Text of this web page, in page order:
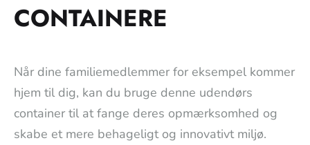
CONTAINERE
Når dine familiemedlemmer for eksempel kommer
hjem til dig, kan du bruge denne udendørs
container til at fange deres opmærksomhed og
skabe et mere behageligt og innovativt miljø.